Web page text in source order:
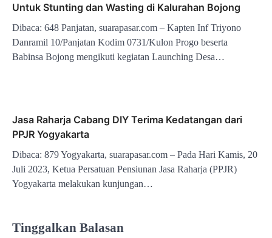
Untuk Stunting dan Wasting di Kalurahan Bojong
Dibaca: 648 Panjatan, suarapasar.com – Kapten Inf Triyono
Danramil 10/Panjatan Kodim 0731/Kulon Progo beserta
Babinsa Bojong mengikuti kegiatan Launching Desa…
Jasa Raharja Cabang DIY Terima Kedatangan dari
PPJR Yogyakarta
Dibaca: 879 Yogyakarta, suarapasar.com – Pada Hari Kamis, 20
Juli 2023, Ketua Persatuan Pensiunan Jasa Raharja (PPJR)
Yogyakarta melakukan kunjungan…
Tinggalkan Balasan